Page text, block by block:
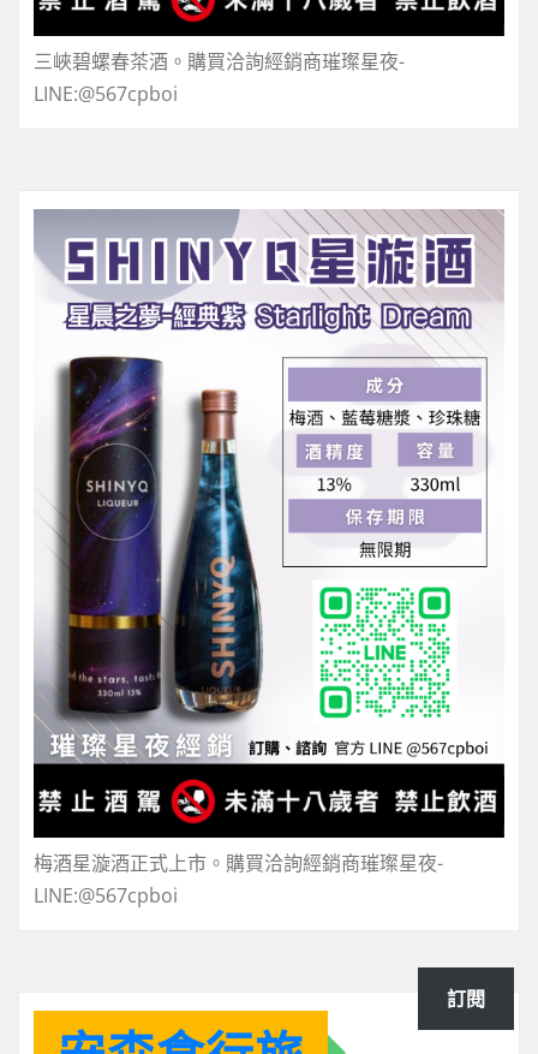
三峽碧螺春茶酒。購買洽詢經銷商璀璨星夜-
LINE:@567cpboi
梅酒星漩酒正式上市。購買洽詢經銷商璀璨星夜-
LINE:@567cpboi
訂閱